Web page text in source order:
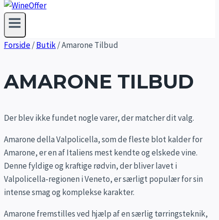
Forside/Butik/Amarone Tilbud
AMARONE TILBUD
Der blev ikke fundet nogle varer, der matcher dit valg.
Amarone della Valpolicella, som de fleste blot kalder for
Amarone, er en af Italiens mest kendte og elskede vine.
Denne fyldige og kraftige rødvin, der bliver lavet i
Valpolicella-regionen i Veneto, er særligt populær for sin
intense smag og komplekse karakter.
Amarone fremstilles ved hjælp af en særlig tørringsteknik,